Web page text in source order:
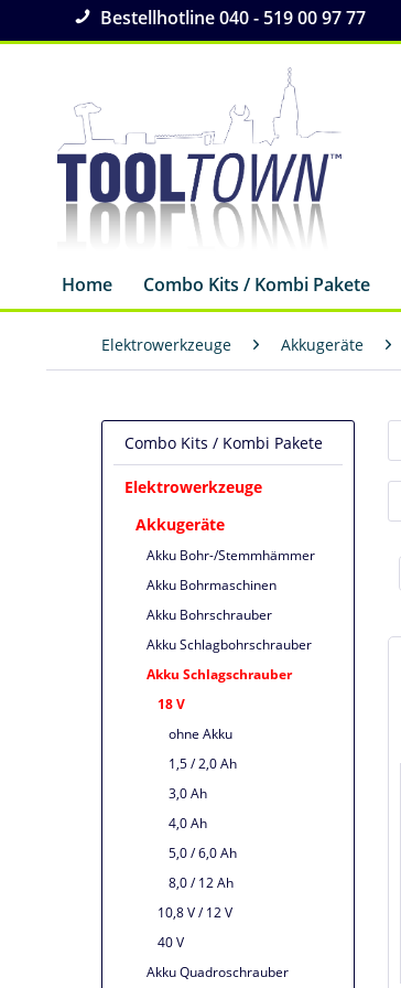
Bestellhotline 040 - 519 00 97 77
Home Combo Kits / Kombi Pakete
Elektrowerkzeuge Akkugeräte
Combo Kits / Kombi Pakete
Elektrowerkzeuge
Akkugeräte
Akku Bohr-/Stemmhämmer
Akku Bohrmaschinen
Akku Bohrschrauber
Akku Schlagbohrschrauber
Akku Schlagschrauber
18 V
ohne Akku
1,5 / 2,0 Ah
3,0 Ah
4,0 Ah
5,0 / 6,0 Ah
8,0 / 12 Ah
10,8 V / 12 V
40 V
Akku Quadroschrauber